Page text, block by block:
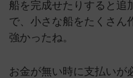
船を完成せたりすると追
で、小さな船をたくさん
強かったね。
お金が無い時に支払いが